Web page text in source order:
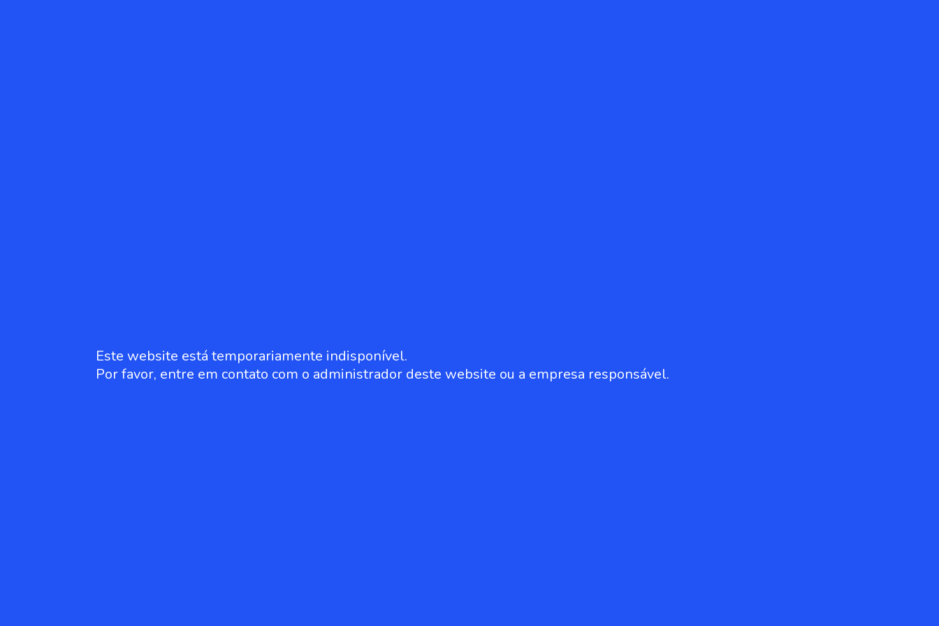
Este website está temporariamente indisponível.
Por favor, entre em contato com o administrador deste website ou a empresa responsável.